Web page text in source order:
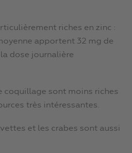
riches en zinc :
apportent 32 mg de
dose journalière
coquillage sont moins riches
très intéressantes.
et les crabes sont aussi